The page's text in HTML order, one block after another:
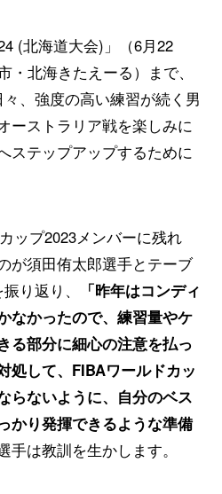
(北海道大会) 」（6月22
・北海きたえーる）まで、
、強度の高い練習が続く男
ーストラリア戦を楽しみに
ステップアップするために
ップ2023メンバーに残れ
が須田侑太郎選手とテーブ
り返り、
「昨年はコンディ
なかったので、練習量やケ
る部分に細心の注意を払っ
処して、FIBAワールドカッ
らないように、自分のベス
かり発揮できるような準備
手は教訓を生かします。